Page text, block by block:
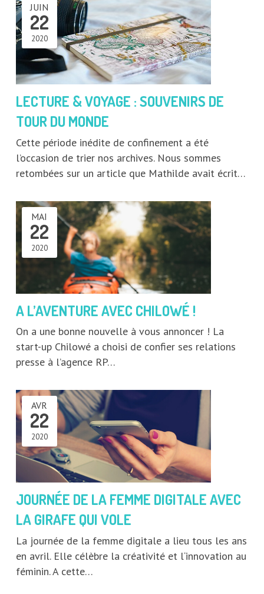
LECTURE & VOYAGE : SOUVENIRS DE
TOUR DU MONDE
JUIN
22
2020
Cette période inédite de confinement a été
l’occasion de trier nos archives. Nous sommes
retombées sur un article que Mathilde avait écrit…
A L’AVENTURE AVEC CHILOWÉ !
MAI
22
2020
On a une bonne nouvelle à vous annoncer ! La
start-up Chilowé a choisi de confier ses relations
presse à l’agence RP…
JOURNÉE DE LA FEMME DIGITALE AVEC
LA GIRAFE QUI VOLE
AVR
22
2020
La journée de la femme digitale a lieu tous les ans
en avril. Elle célèbre la créativité et l‘innovation au
féminin. A cette…